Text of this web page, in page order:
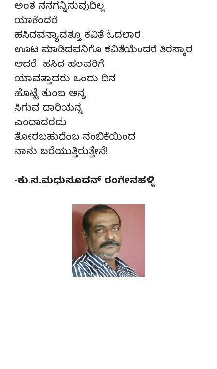
ಅಂತ ನನಗನ್ನಿಸುವುದಿಲ್ಲ
ಯಾಕೆಂದರೆ
ಹಸಿದವನ್ಯಾವತ್ತೂ ಕವಿತೆ ಓದಲಾರ
ಊಟ ಮಾಡಿದವನಿಗೊ ಕವಿತೆಯೆಂದರೆ ತಿರಸ್ಕಾರ
ಆದರೆ ಹಸಿದ ಹಲವರಿಗೆ
ಯಾವತ್ತಾದರು ಒಂದು ದಿನ
ಹೊಟ್ಟೆ ತುಂಬ ಅನ್ನ
ಸಿಗುವ ದಾರಿಯನ್ನ
ಎಂದಾದರದು
ತೋರಬಹುದೆಂಬ ನಂಬಿಕೆಯಿಂದ
ನಾನು ಬರೆಯುತ್ತಿರುತ್ತೇನೆ!
-ಕು.ಸ.ಮಧುಸೂದನ್ ರಂಗೇನಹಳ್ಳಿ